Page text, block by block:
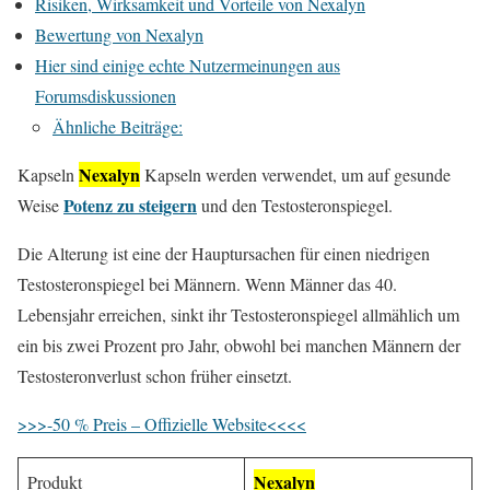
Bewertung von Nexalyn
Hier sind einige echte Nutzermeinungen aus
Forumsdiskussionen
Ähnliche Beiträge:
Kapseln NexalynKapseln werden verwendet, um auf gesunde
WeisePotenz zu steigernund den Testosteronspiegel.
Die Alterung ist eine der Hauptursachen für einen niedrigen
Testosteronspiegel bei Männern. Wenn Männer das 40.
Lebensjahr erreichen, sinkt ihr Testosteronspiegel allmählich um
ein bis zwei Prozent pro Jahr, obwohl bei manchen Männern der
Testosteronverlust schon früher einsetzt.
>>>-50 % Preis – Offizielle Website<<<<
Produkt Nexalyn